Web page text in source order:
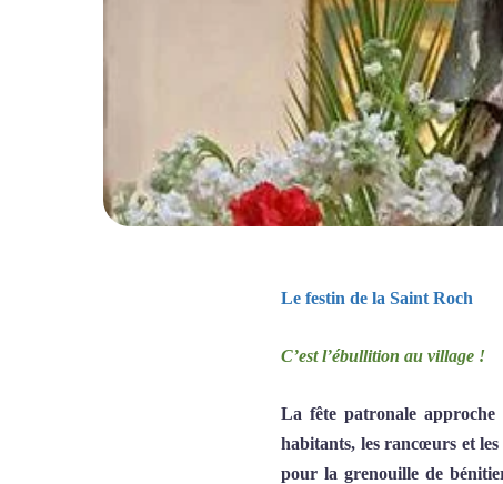
Le festin de la Saint Roch
C’est l’ébullition au village !
La fête patronale
habitants, les rancœurs et
pour la grenouille de